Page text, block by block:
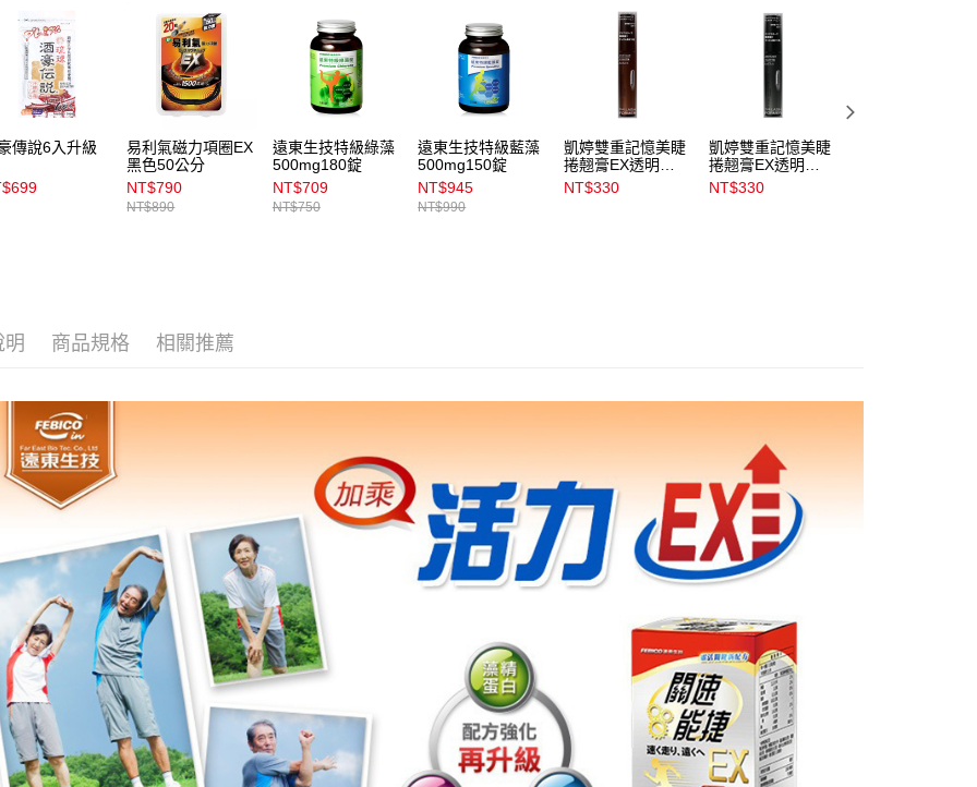
傳說6入升級
易利氣磁力項圈EX
黑色50公分
NT$790
NT$890
遠東生技特級綠藻
500mg180錠
NT$709
NT$750
遠東生技特級藍藻
500mg150錠
NT$945
NT$990
凱婷雙重記憶美睫
捲翹膏EX透明
5g_BR1
NT$330
凱婷雙重記憶美睫
捲翹膏EX透明
5g_BK1
NT$330
明 商品規格 相關推薦